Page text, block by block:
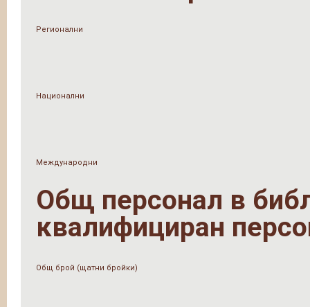
Регионални
Национални
Международни
Общ персонал в
квалифициран
Общ брой (щатни бройки)